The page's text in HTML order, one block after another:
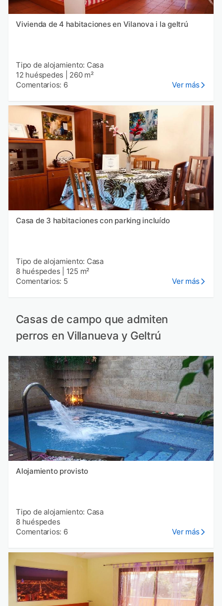
Vivienda de 4 habitaciones en Vilanova i la geltrú
Tipo de alojamiento: Casa
12 huéspedes
260 m²
Comentarios: 6
Ver más
Casa de 3 habitaciones con parking incluído
Tipo de alojamiento: Casa
8 huéspedes
125 m²
Comentarios: 5
Ver más
Casas de campo que admiten
perros en Villanueva y Geltrú
Alojamiento provisto
Tipo de alojamiento: Casa
8 huéspedes
Comentarios: 6
Ver más